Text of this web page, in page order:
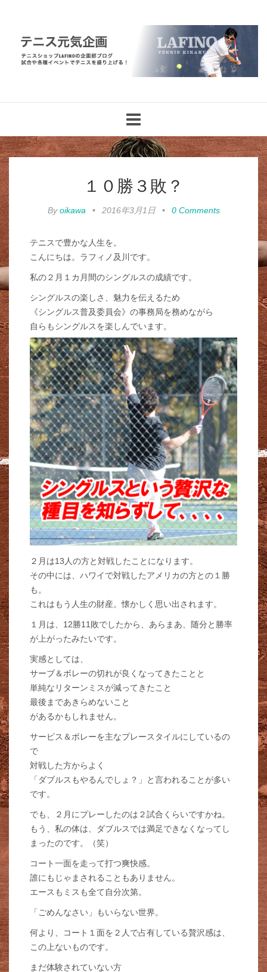
navigation
１０勝３敗？
Byoikawa • 2016年3月1日 • 0 Comments
テニスで豊かな人生を。
こんにちは。ラフィノ及川です。
私の２月１カ月間のシングルスの成績です。
シングルスの楽しさ、魅力を伝えるため
《シングルス普及委員会》の事務局を務めながら
自らもシングルスを楽しんでいます。
２月は13人の方と対戦したことになります。
その中には、ハワイで対戦したアメリカの方との１勝
も。
これはもう人生の財産。懐かしく思い出されます。
１月は、12勝11敗でしたから、あらまあ、随分と勝率
が上がったみたいです。
実感としては、
サーブ＆ボレーの切れが良くなってきたことと
単純なリターンミスが減ってきたこと
最後まであきらめないこと
があるかもしれません。
サービス＆ボレーを主なプレースタイルにしているの
で
対戦した方からよく
「ダブルスもやるんでしょ？」と言われることが多い
です。
でも、２月にプレーしたのは２試合くらいですかね。
もう、私の体は、ダブルスでは満足できなくなってし
まったのです。（笑）
コート一面を走って打つ爽快感。
誰にもじゃまされることもありません。
エースもミスも全て自分次第。
「ごめんなさい」もいらない世界。
何より、コート１面を２人で占有している贅沢感は、
この上ないものです。
まだ体験されていない方